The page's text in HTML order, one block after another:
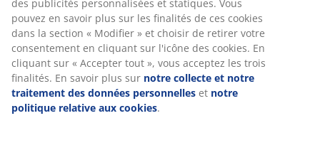
Avis
(22)
Livraison
des publicités personnalisées et statiques. Vous
pouvez en savoir plus sur les finalités de ces cookies
dans la section « Modifier » et choisir de retirer votre
consentement en cliquant sur l'icône des cookies. En
cliquant sur « Accepter tout », vous acceptez les trois
finalités. En savoir plus sur notre collecte et notre
traitement des données personnelles et notre
politique relative aux cookies.